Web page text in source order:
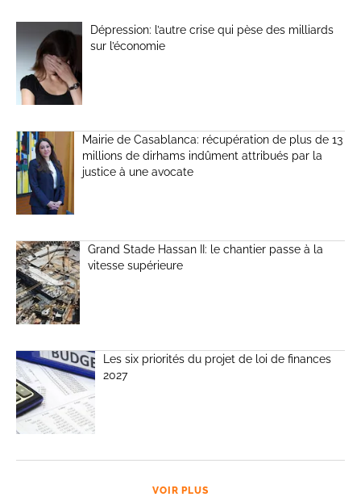
Dépression: l’autre crise qui pèse des milliards
sur l’économie
Mairie de Casablanca: récupération de plus de 13
millions de dirhams indûment attribués par la
justice à une avocate
Grand Stade Hassan II: le chantier passe à la
vitesse supérieure
Les six priorités du projet de loi de finances
2027
VOIR PLUS